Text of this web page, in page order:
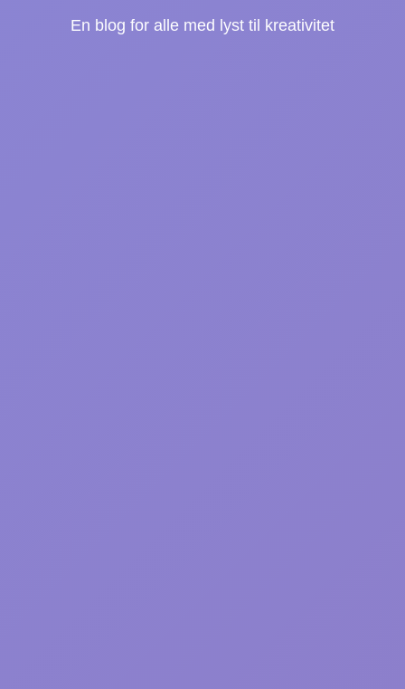
En blog for alle med lyst til kreativitet